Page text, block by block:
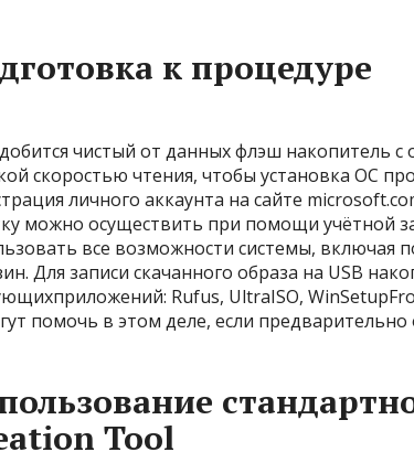
к процедуре
чистый от данных флэш накопитель
скоростью чтения, чтобы установка ОС
личного аккаунта на сайте
можно осуществить при помощи учётной
все возможности системы, включая
Для записи скачанного образа на USB
Rufus, UltraISO,
помочь в этом деле, если
Tool